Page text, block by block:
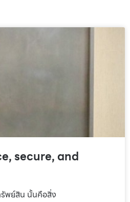
secure, and
พย์สิน นั้นคือสิ่ง